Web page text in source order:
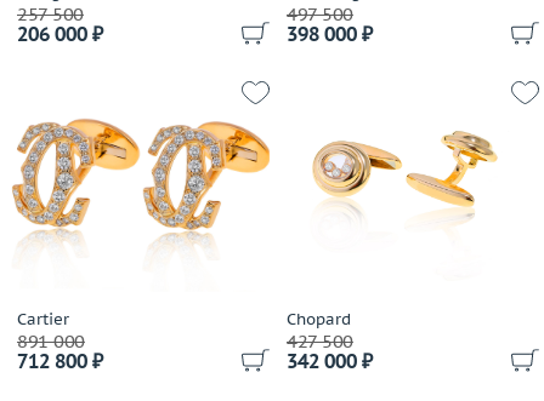
257 500
206 000 ₽
497 500
398 000 ₽
Cartier
891 000
712 800 ₽
Chopard
427 500
342 000 ₽